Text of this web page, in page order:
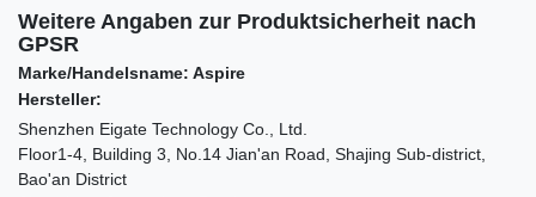
Weitere Angaben zur Produktsicherheit nach
GPSR
Marke/Handelsname: Aspire
Hersteller:
Shenzhen Eigate Technology Co., Ltd.
Floor1-4, Building 3, No.14 Jian'an Road, Shajing Sub-district,
Bao'an District